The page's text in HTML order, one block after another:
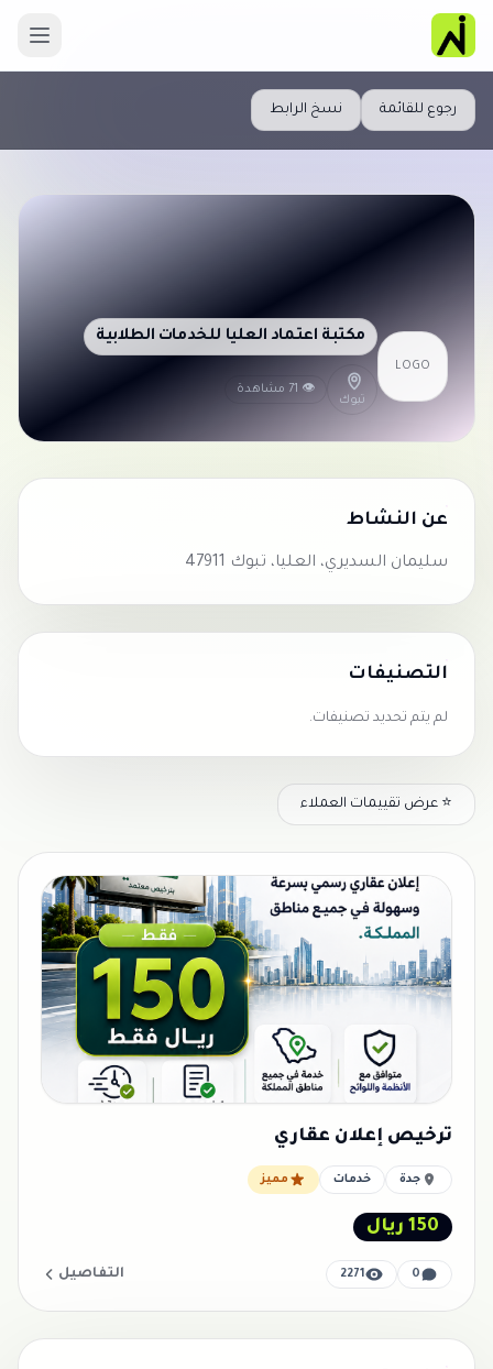
رجوع للقائمة نسخ الرابط
LOGO
مكتبة اعتماد العليا للخدمات الطلابية
تبوك
👁 71 مشاهدة
عن النشاط
سليمان السديري، العليا، تبوك 47911
التصنيفات
لم يتم تحديد تصنيفات.
⭐ عرض تقييمات العملاء
ترخيص إعلان عقاري
جدة خدمات مميز
150 ريال
0
2271 التفاصيل